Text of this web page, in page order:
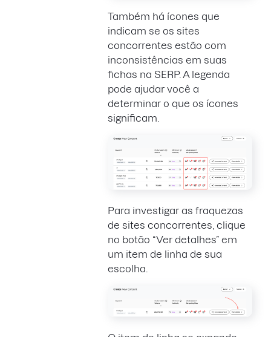
Também há ícones que
indicam se os sites
concorrentes estão com
inconsistências em suas
fichas na SERP. A legenda
pode ajudar você a
determinar o que os ícones
significam.
Para investigar as fraquezas
de sites concorrentes, clique
no botão “Ver detalhes” em
um item de linha de sua
escolha.